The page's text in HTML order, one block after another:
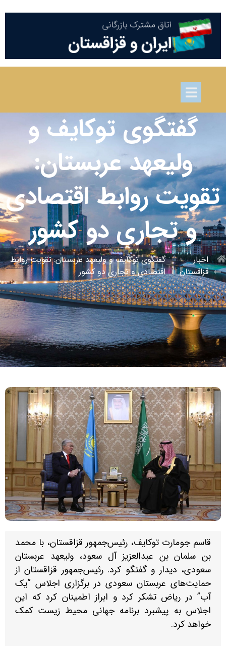
گفتگوی توکایف و
ولیعهد عربستان:
تقویت روابط اقتصادی
و تجاری دو کشور
اخبار
قزاقستان
گفتگوی توکایف و ولیعهد عربستان: تقویت روابط
اقتصادی و تجاری دو کشور
قاسم جومارت توکایف، رئیس‌جمهور قزاقستان، با محمد
بن سلمان بن عبدالعزیز آل سعود، ولیعهد عربستان
سعودی، دیدار و گفتگو کرد. رئیس‌جمهور قزاقستان از
حمایت‌های عربستان سعودی در برگزاری اجلاس “یک
آب” در ریاض تشکر کرد و ابراز اطمینان کرد که این
اجلاس به پیشبرد برنامه جهانی محیط زیست کمک
خواهد کرد.